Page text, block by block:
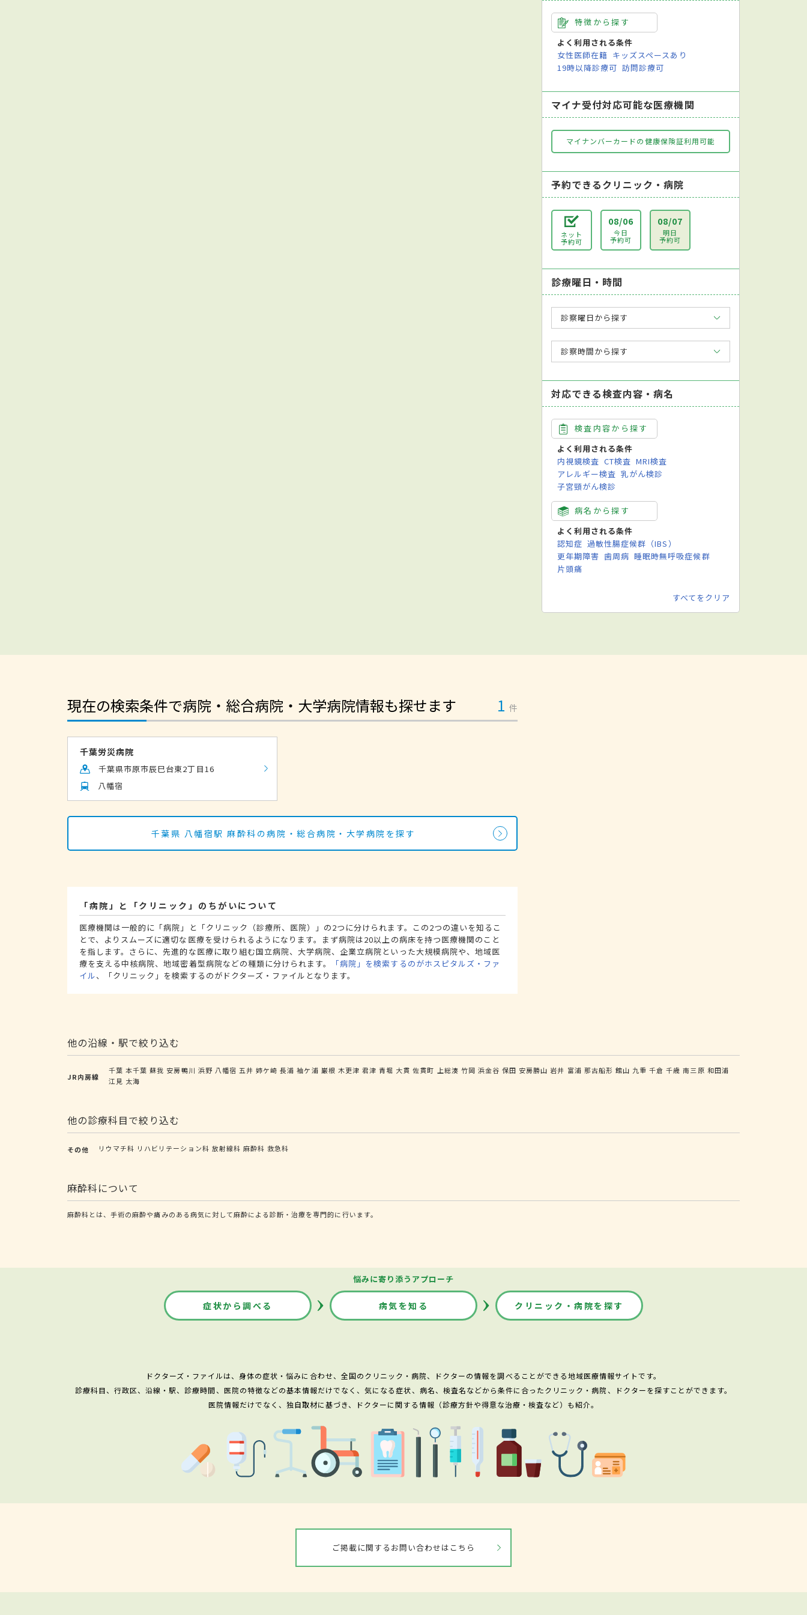
特徴から探す
よく利用される条件
女性医師在籍 キッズスペースあり
19時以降診療可 訪問診療可
マイナ受付対応可能な医療機関
マイナンバーカードの健康保険証利用可能
予約できるクリニック・病院
ネット
予約可
08/06
今日
予約可
08/07
明日
予約可
診療曜日・時間
診察曜日から探す
診察時間から探す
対応できる検査内容・病名
検査内容から探す
よく利用される条件
内視鏡検査 CT検査 MRI検査
アレルギー検査 乳がん検診
子宮頸がん検診
病名から探す
よく利用される条件
認知症 過敏性腸症候群（IBS）
更年期障害 歯周病 睡眠時無呼吸症候群
片頭痛
すべてをクリア
現在の検索条件で病院・総合病院・大学病院情報も探せます 1 件
千葉労災病院
千葉県市原市辰巳台東2丁目16
八幡宿
千葉県 八幡宿駅 麻酔科の病院・総合病院・大学病院を探す
「病院」と「クリニック」のちがいについて
医療機関は一般的に「病院」と「クリニック（診療所、医院）」の2つに分けられます。この2つの違いを知るこ
とで、よりスムーズに適切な医療を受けられるようになります。まず病院は20以上の病床を持つ医療機関のこと
を指します。さらに、先進的な医療に取り組む国立病院、大学病院、企業立病院といった大規模病院や、地域医
療を支える中核病院、地域密着型病院などの種類に分けられます。
「病院」を検索するのがホスピタルズ・ファ
イル、「クリニック」を検索するのがドクターズ・ファイルとなります。
他の沿線・駅で絞り込む
JR内房線
千葉 本千葉 蘇我 安房鴨川 浜野 八幡宿 五井 姉ケ崎 長浦 袖ケ浦 巌根 木更津 君津 青堀 大貫 佐貫町 上総湊 竹岡 浜金谷 保田 安房勝山 岩井 富浦 那古船形 館山 九重 千倉 千歳 南三原 和田浦
江見 太海
他の診療科目で絞り込む
その他 リウマチ科 リハビリテーション科 放射線科 麻酔科 救急科
麻酔科について
麻酔科とは、手術の麻酔や痛みのある病気に対して麻酔による診断・治療を専門的に行います。
悩みに寄り添うアプローチ
症状から調べる 病気を知る クリニック・病院を探す
ドクターズ・ファイルは、身体の症状・悩みに合わせ、全国のクリニック・病院、ドクターの情報を調べることができる地域医療情報サイトです。
診療科目、行政区、沿線・駅、診療時間、医院の特徴などの基本情報だけでなく、気になる症状、病名、検査名などから条件に合ったクリニック・病院、ドクターを探すことができます。
医院情報だけでなく、独自取材に基づき、ドクターに関する情報（診療方針や得意な治療・検査など）も紹介。
ご掲載に関するお問い合わせはこちら